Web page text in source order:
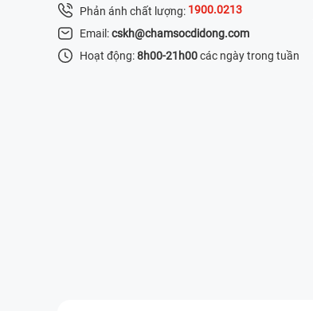
Phản ánh chất lượng: 1900.0213
Email:cskh@chamsocdidong.com
Hoạt động:8h00-21h00các ngày trong tuần